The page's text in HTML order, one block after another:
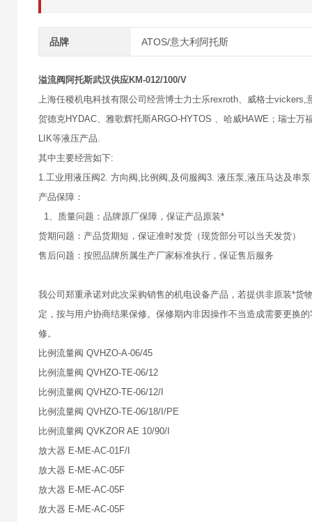
品牌 ATOS/意大利阿托斯
溢流阀阿托斯武汉供应KM-012/100/V
上海任稷机电科技有限公司经营博士力士乐rexroth、威格士
贺德克HYDAC、雅歌辉托斯ARGO-HYTOS 、哈威HAWE；瑞士
LIK等液压产品.
其中主要经营如下:
1.工业用液压阀2. 方向阀,比例阀,及伺服阀3. 液压泵,液压马达及串
产品保障：
1、质量问题：品牌原厂保障，保证产品原装*
货期问题：产品货期短，保证准时发货（现货部分可以当天发货）
售后问题：按照品牌所属生产厂家标准执行，保证售后服务
我公司郑重承诺对此次采购销售的机电设备产品，若提供非原装*
定，按与用户协商结果保修。保修期内非因操作不当造成需要更换
修。
比例流量阀 QVHZO-A-06/45
比例流量阀 QVHZO-TE-06/12
比例流量阀 QVHZO-TE-06/12/I
比例流量阀 QVHZO-TE-06/18/I/PE
比例流量阀 QVKZOR AE 10/90/I
放大器 E-ME-AC-01F/I
放大器 E-ME-AC-05F
放大器 E-ME-AC-05F
放大器 E-ME-AC-05F